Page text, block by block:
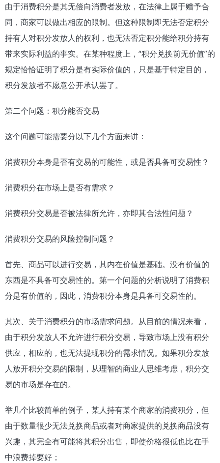
由于消费积分是其无偿向消费者发放，在法律上属于赠予合
同，商家可以做出相应的限制。但这种限制即无法否定积分
持有人对积分发放人的权利，也无法否定积分能给积分持有
带来实际利益的事实。在某种程度上，“积分兑换前无价值”的
规定恰恰证明了积分是有实际价值的，只是基于特定目的，
积分发放者不愿意公开承认罢了。
第二个问题：积分能否交易
这个问题可能需要分以下几个方面来讲：
消费积分本身是否有交易的可能性，或是否具备可交易性？
消费积分在市场上是否有需求？
消费积分交易是否被法律所允许，亦即其合法性问题？
消费积分交易的风险控制问题？
首先、商品可以进行交易，其内在价值是基础。没有价值的
东西是不具备可交易性的。第一个问题的分析说明了消费积
分是有价值的，因此，消费积分本身是具备可交易性的。
其次、关于消费积分的市场需求问题。从目前的情况来看，
由于积分发放人不允许进行积分交易，导致市场上没有积分
供应，相应的，也无法提现积分的需求情况。如果积分发放
人放开积分交易的限制，从理智的商业人思维考虑，积分交
易的市场是存在的。
举几个比较简单的例子，某人持有某个商家的消费积分，但
由于数量很少无法兑换商品或者对商家提供的兑换商品没有
兴趣，其完全有可能将其积分出售，即使价格很低也比在手
中浪费掉要好；